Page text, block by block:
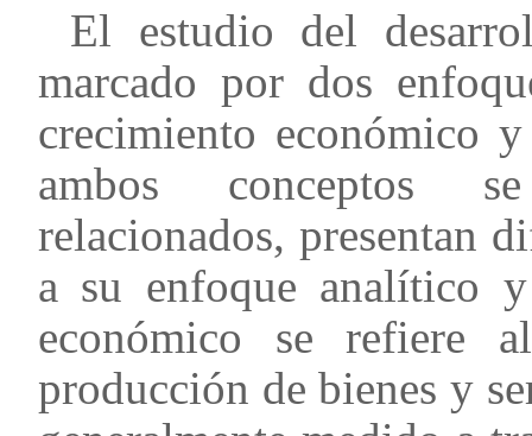
El estudio del
marcado por dos
crecimiento económico
ambos conceptos se
relacionados, presentan
a su enfoque analítico
económico se refiere
producción de bienes y